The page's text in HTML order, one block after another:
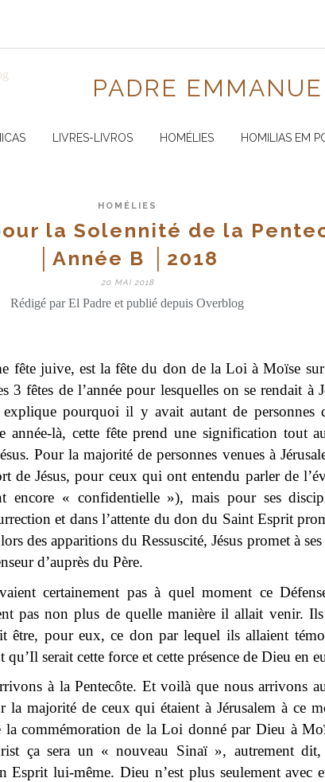
PADRE
LIVRES-LIVROS HOMÉLIES HOMILIAS EM
HOMÉLIES
la Solennité de la
│Année B │2018
20 MAI 2018
Rédigé par El Padre et publié depuis Overblog
fête juive, est la fête du don de la Loi à Moïse
3 fêtes de l’année pour lesquelles on se rendait à
explique pourquoi il y avait autant de personnes
année-là, cette fête prend une signification tout
Pour la majorité de personnes venues à
de Jésus, pour ceux qui ont entendu parler de
encore « confidentielle »), mais pour ses
et dans l’attente du don du Saint Esprit
des apparitions du Ressuscité, Jésus promet à
d’auprès du Père.
certainement pas à quel moment ce
pas non plus de quelle manière il allait venir. Ils
être, pour eux, ce don par lequel ils allaient
qu’Il serait cette force et cette présence de Dieu en
à la Pentecôte. Et voilà que nous arrivons
la majorité de ceux qui étaient à Jérusalem à ce
la commémoration de la Loi donné par Dieu à
ça sera un « nouveau Sinaï », autrement
Esprit lui-même. Dieu n’est plus seulement avec